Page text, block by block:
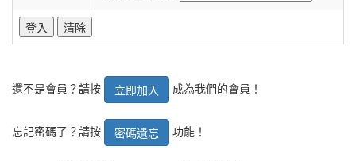
還不是會員？請按 立即加入 成為我們的會員！
忘記密碼了？請按 密碼遺忘 功能！